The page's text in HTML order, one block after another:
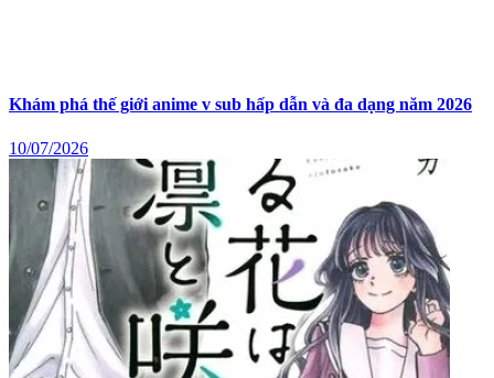
Khám phá thế giới anime v sub hấp dẫn và đa dạng năm 2026
10/07/2026